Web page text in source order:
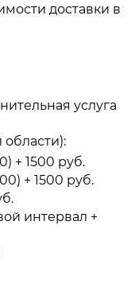
доставки в
услуга
+ 1500 руб.
+ 1500 руб.
интервал +